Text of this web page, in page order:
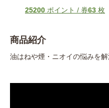
25200 ポイント / 券63 枚
商品紹介
油はねや煙・ニオイの悩みを